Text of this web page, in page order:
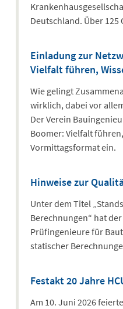
Deutschland. Über
Einladung zur
Vielfalt führen,
Wie gelingt
wirklich, dabei vor
Der Verein
Boomer: Vielfalt
Vormittagsformat ein.
Hinweise zur
Unter dem Titel
Berechnungen“ hat
Prüfingenieure für
statischer
Festakt 20 Jahre
Am 10. Juni 2026